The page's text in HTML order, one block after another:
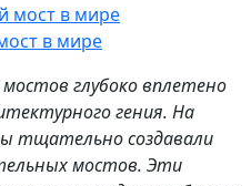
в мире
глубоко вплетено
гения. На
тщательно создавали
мостов. Эти